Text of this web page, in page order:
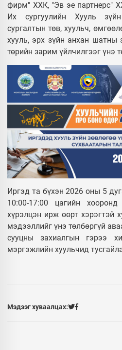
фирм" ХХК, "Эв эе партнерс"
Их сургуулийн Хууль
сургалтын төв, хуульч,
хууль, эрх зүйн анхан шатны
төрийн зарим үйлчилгээг үнэ
​Иргэд та бүхэн 2026 оны 5
10:00-17:00 цагийн
хүрэлцэн ирж өөрт хэрэгтэй
мэдээллийг үнэ төлбөргүй
сууцны захиалгын гэрээ
мэргэжлийн хуульчид
Мэдээг хуваалцах: